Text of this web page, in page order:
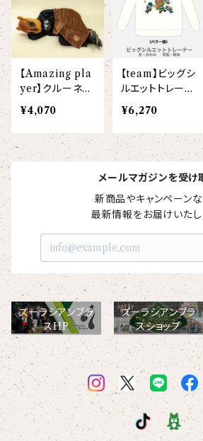
【anniversary】
【unit】
オリジナルイラストTシャツ
【wreath】
【custom_point】
【face_point】
【balancing typo】
【resort】
【Brass_emblem】
ドライストレッチプルオーバーパーカー
Tシャツ（長袖）
【chara】
【custom_point】
【xx's day】
【embrem_American】
【Amazing player】
【EVENT ※期間限定商品】
ハット・ネックウォーマー
ラグランTシャツ
ダンボールニットTシャツ
カーディガン
マフラー
グランパバク
カズンバク
雲豹（ウンピョウ）
メガネグマ
オルコット
フランソワルトン
チーター
トランペッターズ
バク一族
パーカッションチーム
【Amazing pla
yer】クルーネッ
クトレーナー（大
人）
¥4,070
【team】ビッグシ
ルエットトレーナ
ー
¥6,270
メールマガジンを受け
新商品やキャンペーン
最新情報をお届けいたし
ズーラシアンブラ
スHP
ズーラシアンブラ
スショップ